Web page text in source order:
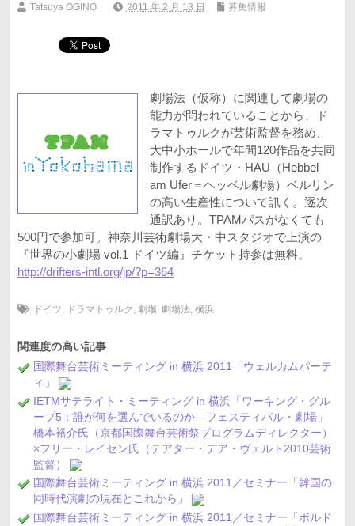
Tatsuya OGINO 2011 年 2 月 13 日 募集情報
劇場法（仮称）に関連して劇場の
能力が問われていることから、ド
ラマトゥルクが芸術監督を務め、
大中小ホールで年間120作品を共同
制作するドイツ・HAU（Hebbel
am Ufer＝ヘッベル劇場）ベルリン
の高い生産性について訊く。逐次
通訳あり。TPAMパスがなくても
500円で参加可。神奈川芸術劇場大・中スタジオで上演の
『世界の小劇場 vol.1 ドイツ編』チケット持参は無料。
http://drifters-intl.org/jp/?p=364
ドイツ, ドラマトゥルク , 劇場, 劇場法, 横浜
関連度の高い記事
国際舞台芸術ミーティング in 横浜 2011「ウェルカムパーテ
ィ」
IETMサテライト・ミーティング in 横浜「ワーキング・グル
ープ5：誰が何を選んでいるのか―フェスティバル・劇場」
橋本裕介氏（京都国際舞台芸術祭プログラムディレクター）
×フリー・レイセン氏（テアター・デア・ヴェルト2010芸術
監督）
国際舞台芸術ミーティング in 横浜 2011／セミナー「韓国の
同時代演劇の現在とこれから」
国際舞台芸術ミーティング in 横浜 2011／セミナー「ボルド